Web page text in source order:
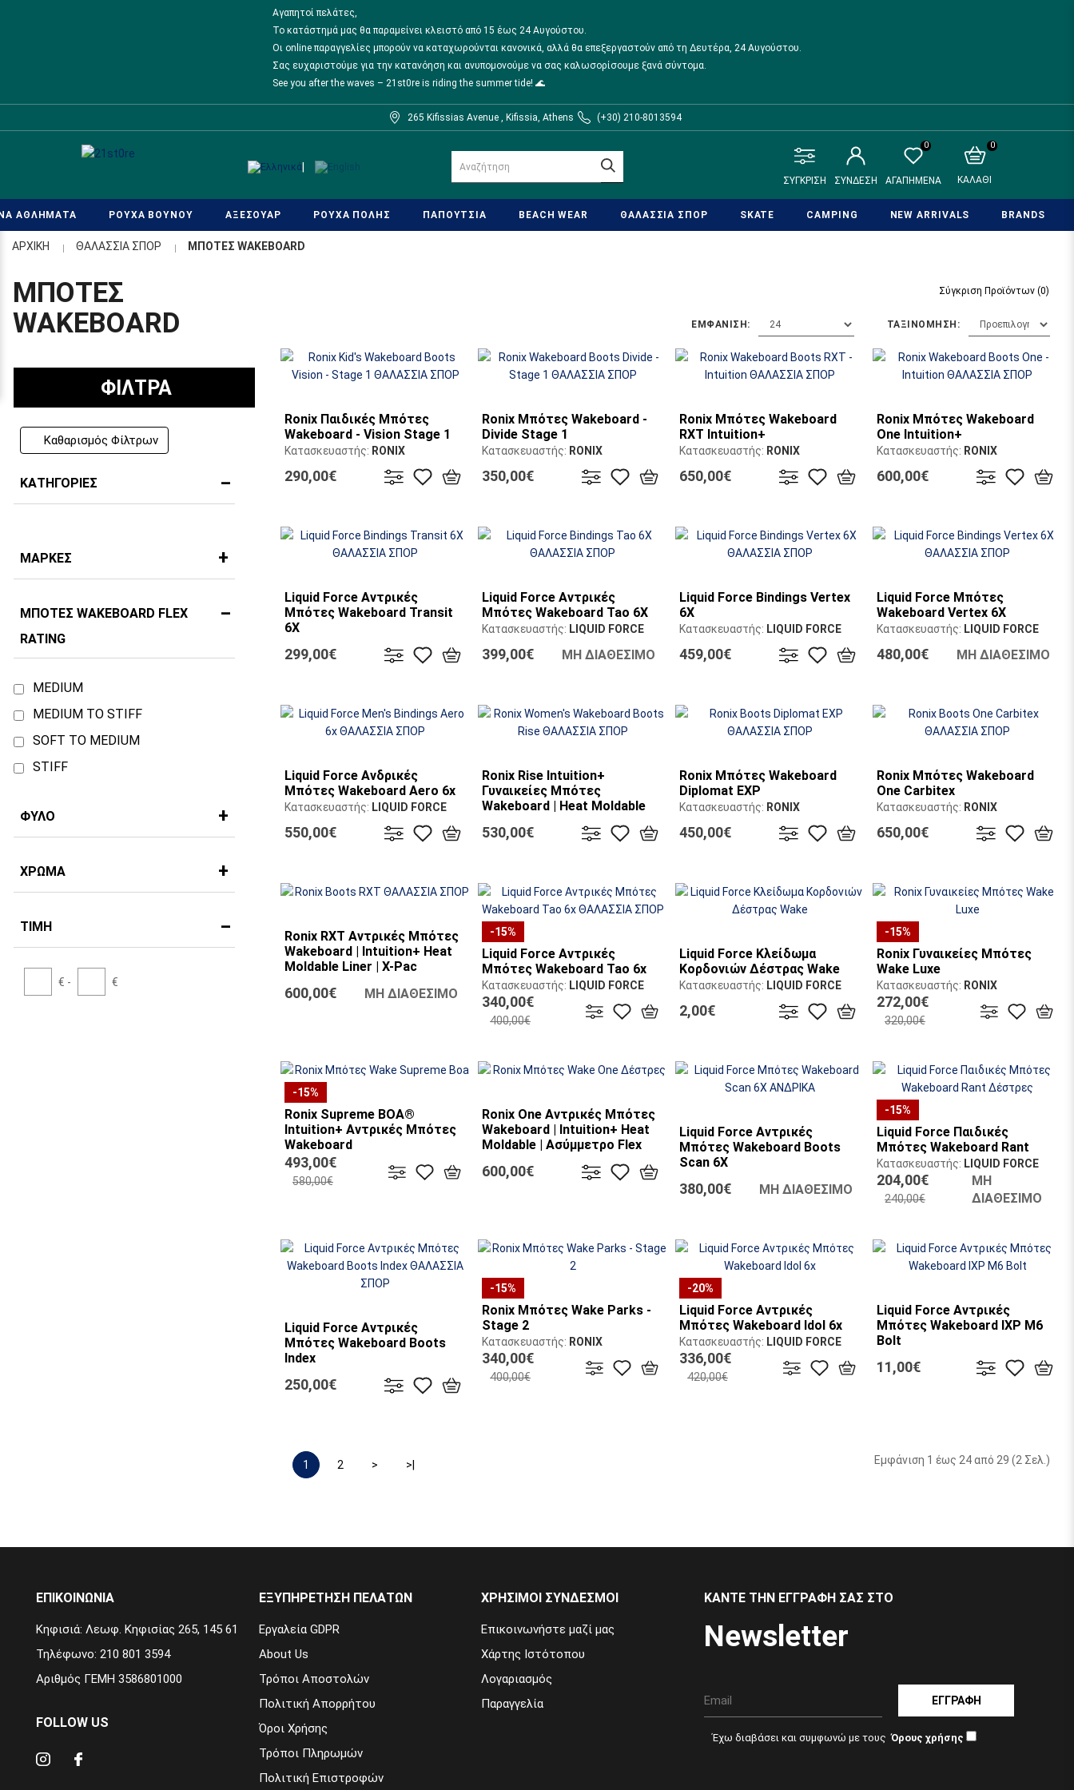
Αγαπητοί πελάτες,
Το κατάστημά μας θα παραμείνει κλειστό από 15 έως 24 Αυγούστου.
Οι online παραγγελίες μπορούν να καταχωρούνται κανονικά, αλλά θα επεξεργαστούν από τη Δευτέρα, 24 Αυγούστου.
Σας ευχαριστούμε για την κατανόηση και ανυπομονούμε να σας καλωσορίσουμε ξανά σύντομα.
See you after the waves – 21st0re is riding the summer tide! 🌊
265 Kifissias Avenue , Kifissia, Athens (+30) 210-8013594
ΣΥΓΚΡΙΣΗ ΣΥΝΔΕΣΗ
0
ΑΓΑΠΗΜΕΝΑ ΚΑΛΆΘΙ
0
ΑΘΛΗΜΑΤΑ ΡΟΥΧΑ ΒΟΥΝΟΥ ΑΞΕΣΟΥΑΡ ΡΟΥΧΑ ΠΟΛΗΣ ΠΑΠΟΥΤΣΙΑ BEACH WEAR ΘΑΛΑΣΣΙΑ ΣΠΟΡ SKATE CAMPING NEW ARRIVALS BRANDS
ΑΡΧΙΚΉ ΘΑΛΑΣΣΙΑ ΣΠΟΡ ΜΠΟΤΕΣ WAKEBOARD
ΜΠΟΤΕΣ
WAKEBOARD
ΦΙΛΤΡΑ
Καθαρισμός Φίλτρων
ΚΑΤΗΓΟΡΊΕΣ
ΜΆΡΚΕΣ
ΜΠΌΤΕΣ WAKEBOARD FLEX
RATING
MEDIUM
MEDIUM TO STIFF
SOFT TO MEDIUM
STIFF
ΦΎΛΟ
ΧΡΏΜΑ
ΤΙΜΉ
€ - €
Σύγκριση Προϊόντων (0)
ΤΑΞΙΝΌΜΗΣΗ:
ΕΜΦΆΝΙΣΗ:
Ronix Παιδικές Μπότες
Wakeboard - Vision Stage 1
Κατασκευαστής: RONIX
290,00€
Ronix Μπότες Wakeboard -
Divide Stage 1
Κατασκευαστής: RONIX
350,00€
Ronix Μπότες Wakeboard
RXT Intuition+
Κατασκευαστής: RONIX
650,00€
Ronix Μπότες Wakeboard
One Intuition+
Κατασκευαστής: RONIX
600,00€
Liquid Force Αντρικές
Μπότες Wakeboard Transit
6X
LIQUID FORCE
299,00€
Liquid Force Αντρικές
Μπότες Wakeboard Tao 6X
Κατασκευαστής: LIQUID FORCE
399,00€ ΜΗ ΔΙΑΘΕΣΙΜΟ
Liquid Force Bindings Vertex
6X
Κατασκευαστής: LIQUID FORCE
459,00€
Liquid Force Μπότες
Wakeboard Vertex 6X
Κατασκευαστής: LIQUID FORCE
480,00€ ΜΗ ΔΙΑΘΕΣΙΜΟ
Liquid Force Ανδρικές
Μπότες Wakeboard Aero 6x
Κατασκευαστής: LIQUID FORCE
550,00€
Ronix Rise Intuition+
Γυναικείες Μπότες
Wakeboard | Heat Moldable
Κατασκευαστής: RONIX
530,00€
Ronix Μπότες Wakeboard
Diplomat EXP
Κατασκευαστής: RONIX
450,00€
Ronix Μπότες Wakeboard
One Carbitex
Κατασκευαστής: RONIX
650,00€
Ronix RXT Αντρικές Μπότες
Wakeboard | Intuition+ Heat
Moldable Liner | X-Pac
Κατασκευαστής:RONIX
600,00€ ΜΗ ΔΙΑΘΕΣΙΜΟ
-15%
Liquid Force Αντρικές
Μπότες Wakeboard Tao 6x
Κατασκευαστής: LIQUID FORCE
340,00€
400,00€
Liquid Force Κλείδωμα
Κορδονιών Δέστρας Wake
Κατασκευαστής: LIQUID FORCE
2,00€
-15%
Ronix Γυναικείες Μπότες
Wake Luxe
Κατασκευαστής: RONIX
272,00€
320,00€
-15%
Ronix Supreme BOA®
Intuition+ Αντρικές Μπότες
Wakeboard
Κατασκευαστής:
493,00€
580,00€
Ronix One Αντρικές Μπότες
Wakeboard | Intuition+ Heat
Moldable | Ασύμμετρο Flex
600,00€
Liquid Force Αντρικές
Μπότες Wakeboard Boots
Scan 6X
380,00€ ΜΗ ΔΙΑΘΕΣΙΜΟ
-15%
Liquid Force Παιδικές
Μπότες Wakeboard Rant
Κατασκευαστής: LIQUID FORCE
204,00€
240,00€
ΜΗ
ΔΙΑΘΕΣΙΜΟ
Liquid Force Αντρικές
Μπότες Wakeboard Boots
Index
LIQUID FORCE
250,00€
-15%
Ronix Μπότες Wake Parks -
Stage 2
Κατασκευαστής: RONIX
340,00€
400,00€
-20%
Liquid Force Αντρικές
Μπότες Wakeboard Idol 6x
Κατασκευαστής: LIQUID FORCE
336,00€
420,00€
Liquid Force Αντρικές
Μπότες Wakeboard IXP M6
Bolt
LIQUID FORCE
11,00€
1 2 > >| Εμφάνιση 1 έως 24 από 29 (2 Σελ.)
ΕΠΙΚΟΙΝΩΝΙΑ
Κηφισιά: Λεωφ. Κηφισίας 265, 145 61
Τηλέφωνο: 210 801 3594
Αριθμός ΓΕΜΗ 3586801000
FOLLOW US
ΕΞΥΠΗΡΈΤΗΣΗ ΠΕΛΑΤΏΝ
Εργαλεία GDPR
About Us
Τρόποι Αποστολών
Πολιτική Απορρήτου
Όροι Χρήσης
Τρόποι Πληρωμών
Πολιτική Επιστροφών
ΧΡΉΣΙΜΟΙ ΣΎΝΔΕΣΜΟΙ
Επικοινωνήστε μαζί μας
Χάρτης Ιστότοπου
Λογαριασμός
Παραγγελία
ΚΆΝΤΕ ΤΗΝ ΕΓΓΡΑΦΉ ΣΑΣ ΣΤΟ
Newsletter
ΕΓΓΡΑΦΉ
Έχω διαβάσει και συμφωνώ με τους